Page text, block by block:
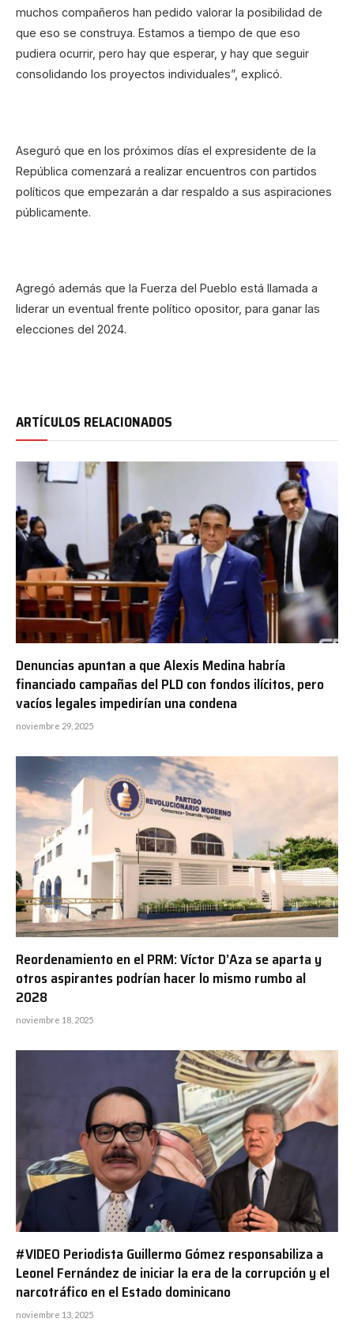
muchos compañeros han pedido valorar la posibilidad de
que eso se construya. Estamos a tiempo de que eso
pudiera ocurrir, pero hay que esperar, y hay que seguir
consolidando los proyectos individuales”, explicó.
Aseguró que en los próximos días el expresidente de la
República comenzará a realizar encuentros con partidos
políticos que empezarán a dar respaldo a sus aspiraciones
públicamente.
Agregó además que la Fuerza del Pueblo está llamada a
liderar un eventual frente político opositor, para ganar las
elecciones del 2024.
ARTÍCULOS RELACIONADOS
Denuncias apuntan a que Alexis Medina habría
financiado campañas del PLD con fondos ilícitos, pero
vacíos legales impedirían una condena
noviembre 29, 2025
Reordenamiento en el PRM: Víctor D’Aza se aparta y
otros aspirantes podrían hacer lo mismo rumbo al
2028
noviembre 18, 2025
#VIDEO Periodista Guillermo Gómez responsabiliza a
Leonel Fernández de iniciar la era de la corrupción y el
narcotráfico en el Estado dominicano
noviembre 13, 2025